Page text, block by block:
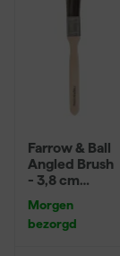
Farrow & Ball
Angled Brush
- 3,8 cm
Morgen
bezorgd